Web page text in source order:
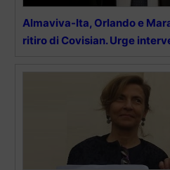
Almaviva-Ita, Orlando e
ritiro di Covisian. Urge